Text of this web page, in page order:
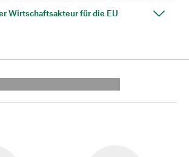
Wirtschaftsakteur für die EU